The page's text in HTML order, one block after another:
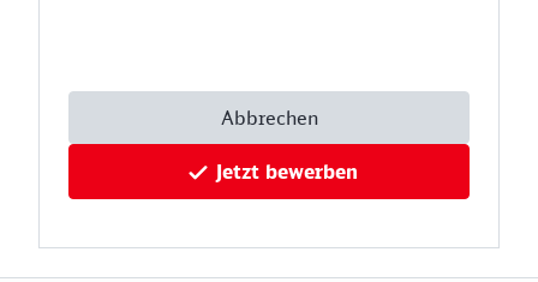
Abbrechen
Jetzt bewerben